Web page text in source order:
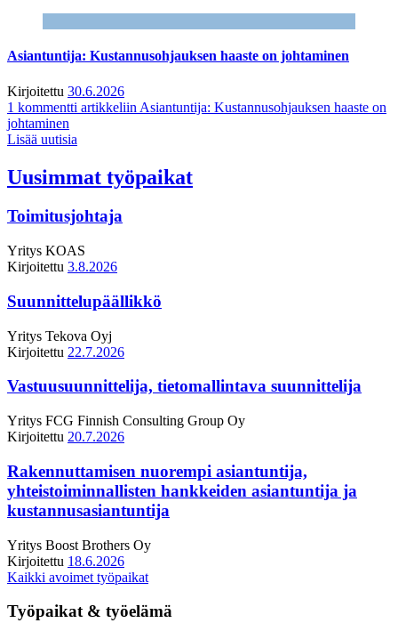
Asiantuntija: Kustannusohjauksen haaste on johtaminen
Kirjoitettu 30.6.2026
1 kommentti artikkeliin Asiantuntija: Kustannusohjauksen haaste on
johtaminen
Lisää uutisia
Uusimmat työpaikat
Toimitusjohtaja
Yritys KOAS
Kirjoitettu 3.8.2026
Suunnittelupäällikkö
Yritys Tekova Oyj
Kirjoitettu 22.7.2026
Vastuusuunnittelija, tietomallintava suunnittelija
Yritys FCG Finnish Consulting Group Oy
Kirjoitettu 20.7.2026
Rakennuttamisen nuorempi asiantuntija,
yhteistoiminnallisten hankkeiden asiantuntija ja
kustannusasiantuntija
Yritys Boost Brothers Oy
Kirjoitettu 18.6.2026
Kaikki avoimet työpaikat
Työpaikat & työelämä